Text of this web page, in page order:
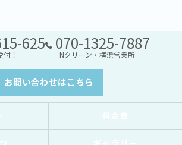
625
！
070-1325-7887
Nクリーン・横浜営業所
お問い合わせはこちら